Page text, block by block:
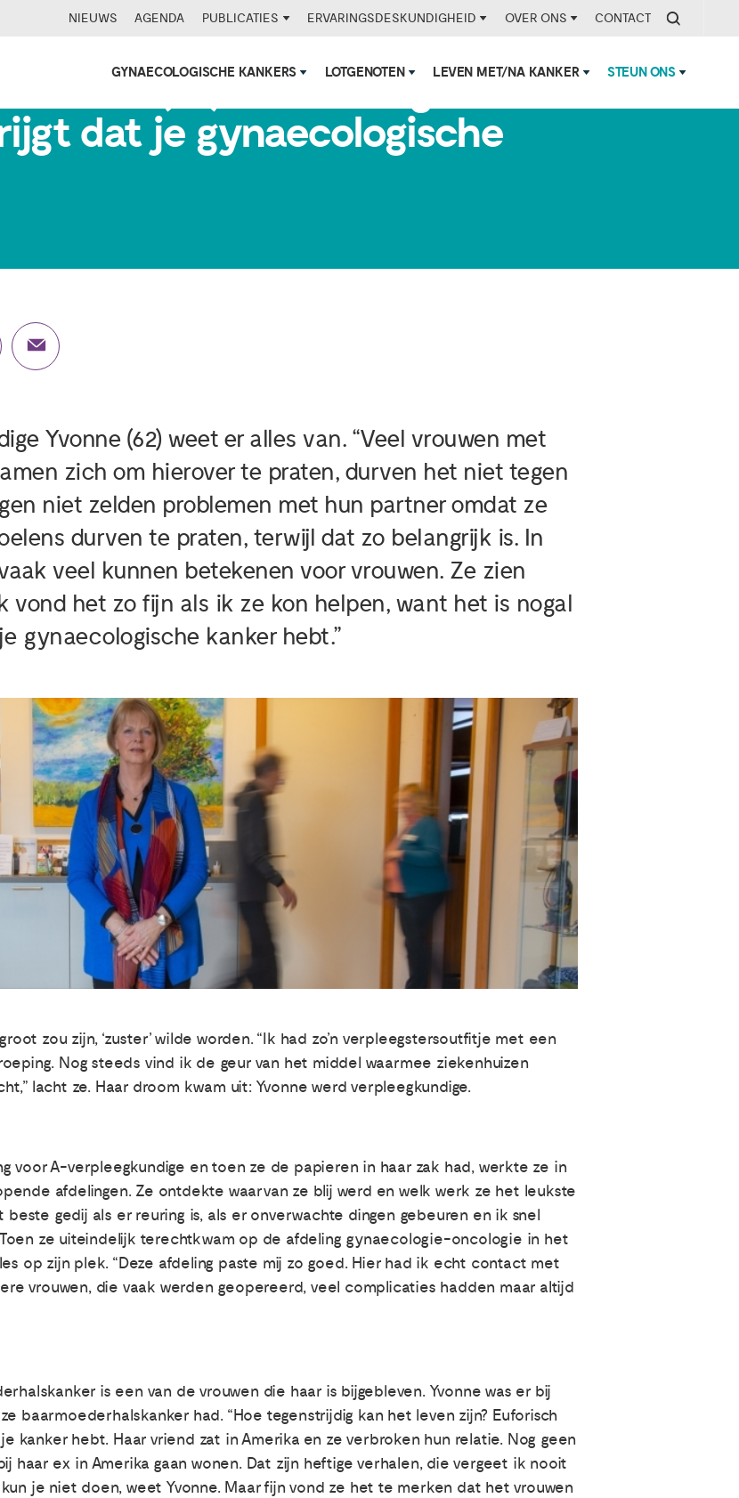
NIEUWS AGENDA PUBLICATIES ERVARINGSDESKUNDIGHEID OVER ONS CONTACT
GYNAECOLOGISCHE KANKERS LOTGENOTEN LEVEN MET/NA KANKER STEUN ONS
Yvonne (62): ‘Het is nogal wat
dat je gynaecologische
Yvonne (62) weet er alles van. “Veel vrouwen met
zich om hierover te praten, durven het niet tegen
niet zelden problemen met hun partner omdat ze
durven te praten, terwijl dat zo belangrijk is. In
veel kunnen betekenen voor vrouwen. Ze zien
vond het zo fijn als ik ze kon helpen, want het is nogal
gynaecologische kanker hebt.”
zou zijn, ‘zuster’ wilde worden. “Ik had zo’n verpleegstersoutfitje met een
Nog steeds vind ik de geur van het middel waarmee ziekenhuizen
lacht ze. Haar droom kwam uit: Yvonne werd verpleegkundige.
voor A-verpleegkundige en toen ze de papieren in haar zak had, werkte ze in
afdelingen. Ze ontdekte waarvan ze blij werd en welk werk ze het leukste
gedij als er reuring is, als er onverwachte dingen gebeuren en ik snel
ze uiteindelijk terechtkwam op de afdeling gynaecologie-oncologie in het
op zijn plek. “Deze afdeling paste mij zo goed. Hier had ik echt contact met
vrouwen, die vaak werden geopereerd, veel complicaties hadden maar altijd
is een van de vrouwen die haar is bijgebleven. Yvonne was er bij
baarmoederhalskanker had. “Hoe tegenstrijdig kan het leven zijn? Euforisch
kanker hebt. Haar vriend zat in Amerika en ze verbroken hun relatie. Nog geen
haar ex in Amerika gaan wonen. Dat zijn heftige verhalen, die vergeet ik nooit
je niet doen, weet Yvonne. Maar fijn vond ze het te merken dat het vrouwen